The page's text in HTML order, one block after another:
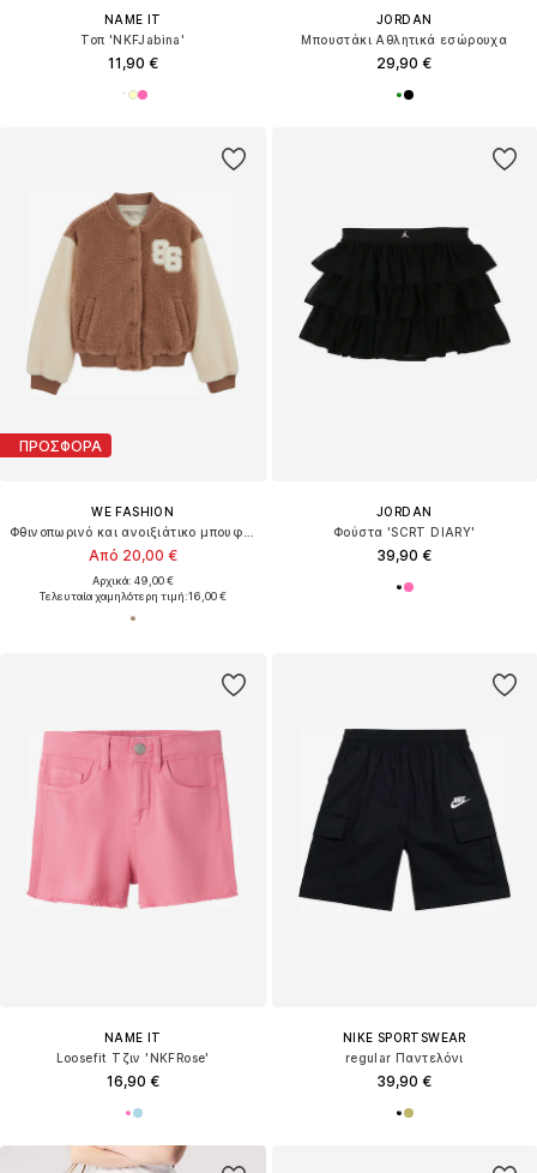
NAME IT
Τοπ 'NKFJabina'
11,90 €
JORDAN
Μπουστάκι Αθλητικά εσώρουχα
29,90 €
ΠΡΟΣΦΟΡΑ
WE FASHION
Από 20,00 €
Αρχικά: 49,00 €
Τελευταία χαμηλότερη τιμή:16,00 €
JORDAN
Φούστα 'SCRT DIARY'
39,90 €
NAME IT
Loosefit Τζιν 'NKFRose'
16,90 €
NIKE SPORTSWEAR
regular Παντελόνι
39,90 €